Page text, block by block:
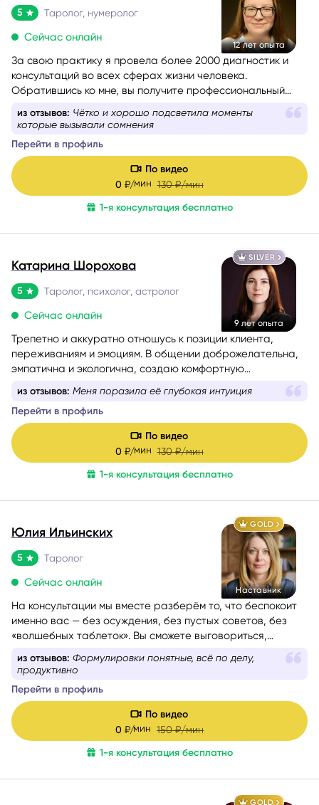
12 лет опыта
5 Таролог, нумеролог
Сейчас онлайн
За свою практику я провела более 2000 диагностик и
консультаций во всех сферах жизни человека.
Обратившись ко мне, вы получите профессиональный
беспокоит.
из отзывов: Чётко и хорошо подсветила моменты
которые вызывали сомнения
Перейти в профиль
По видео
0 ₽/мин130 ₽/мин
1-я консультация бесплатно
SILVER
9 лет опыта
Катарина Шорохова
5 Таролог, психолог, астролог
Сейчас онлайн
Трепетно и аккуратно отношусь к позиции клиента,
переживаниям и эмоциям. В общении доброжелательна,
эмпатична и экологична, создаю комфортную
из отзывов: Меня поразила её глубокая интуиция
Перейти в профиль
По видео
0 ₽/мин130 ₽/мин
1-я консультация бесплатно
GOLD
Наставник
Юлия Ильинских
5 Таролог
Сейчас онлайн
На консультации мы вместе разберём то, что беспокоит
именно вас — без осуждения, без пустых советов, без
«волшебных таблеток». Вы сможете выговориться,
услышать себя и понять, куда двигаться дальше. Если вам
сейчас тяжело, тревожно или вы просто запутались — я
вперёд.
Моя задача — мягко и бережно провести вас сквозь
сомнения, страхи и переживания, чтобы вы снова
почувствовали уверенность, спокойствие и любовь к
из отзывов: Формулировки понятные, всё по делу,
продуктивно
Перейти в профиль
По видео
0 ₽/мин150 ₽/мин
1-я консультация бесплатно
GOLD